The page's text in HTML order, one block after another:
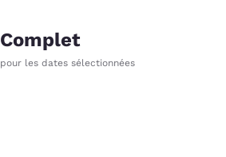
Complet
pour les dates sélectionnées